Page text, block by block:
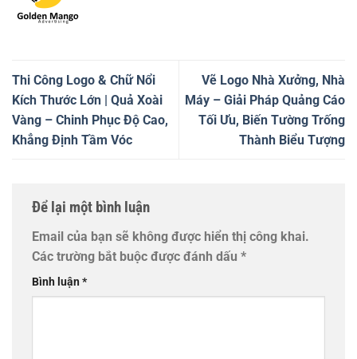
Thi Công Logo & Chữ Nổi
Kích Thước Lớn | Quả Xoài
Vàng – Chinh Phục Độ Cao,
Khẳng Định Tầm Vóc
Vẽ Logo Nhà Xưởng, Nhà
Máy – Giải Pháp Quảng Cáo
Tối Ưu, Biến Tường Trống
Thành Biểu Tượng
Để lại một bình luận
Email của bạn sẽ không được hiển thị công khai.
Các trường bắt buộc được đánh dấu *
Bình luận*